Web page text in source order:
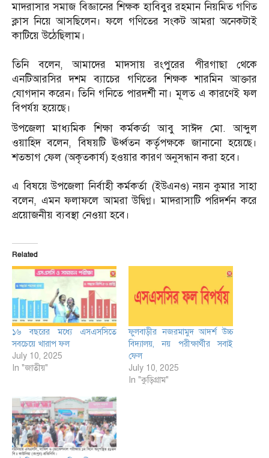
মাদরাসার সমাজ বিজ্ঞানের শিক্ষক হাবিবুর রহমান নিয়মিত গণিত
ক্লাস নিয়ে আসছিলেন। ফলে গণিতের সংকট আমরা অনেকটাই
কাটিয়ে উঠেছিলাম।
তি‌নি বলেন, আমাদের মাদসায় রংপুরের পীরগাছা থেকে
এনটিআরসির দশম ব্যাচের গণিতের শিক্ষক শারমিন আক্তার
যোগদান করেন। তিনি গনিতে পারদর্শী না। মূলত এ কারণেই ফল
বিপর্যয় হ‌য়ে‌ছে।
‎উপজেলা মাধ্যমিক শিক্ষা কর্মকর্তা আবু সাঈদ মো. আব্দুল
ওয়াহিদ বলেন, বিষয়টি ঊর্ধ্বতন কর্তৃপক্ষকে জানানো হয়েছে।
শতভাগ ফেল (অকৃতকার্য) হওয়ার কারণ অনুসন্ধান করা হবে।
‎এ বিষয়ে উপজেলা নির্বাহী কর্মকর্তা (ইউএনও) নয়ন কুমার সাহা
বলেন, এমন ফলাফলে আমরা উদ্বিগ্ন। মাদরাসাটি পরিদর্শন করে
প্রয়োজনীয় ব্যবস্থা নেওয়া হবে।
Related
১৬ বছরের মধ্যে এসএসসিতে
সবচেয়ে খারাপ ফল
July 10, 2025
In "জাতীয়"
ফুলবাড়ীর নজরমামুদ আদর্শ উচ্চ
বিদ্যালয়, নয় পরীক্ষার্থীর সবাই
ফেল
July 10, 2025
In "কুড়িগ্রাম"